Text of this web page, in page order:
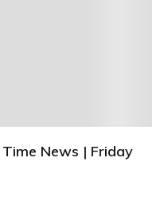
Time News | Friday